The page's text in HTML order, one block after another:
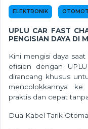
ELEKTRONIK
UPLU CAR FAST
PENGISIAN DAYA DI
Kini mengisi daya
efisien dengan UPLU
dirancang khusus
mencolokkannya
praktis dan cepat
Dua Kabel Tarik